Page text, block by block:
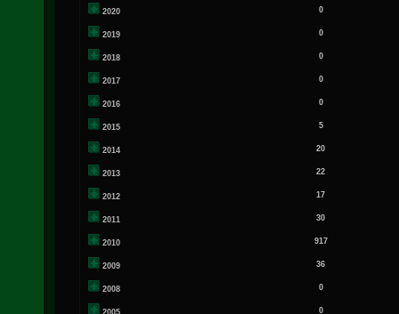
2020 0
2019 0
2018 0
2017 0
2016 0
2015 5
2014 20
2013 22
2012 17
2011 30
2010 917
2009 36
2008 0
0